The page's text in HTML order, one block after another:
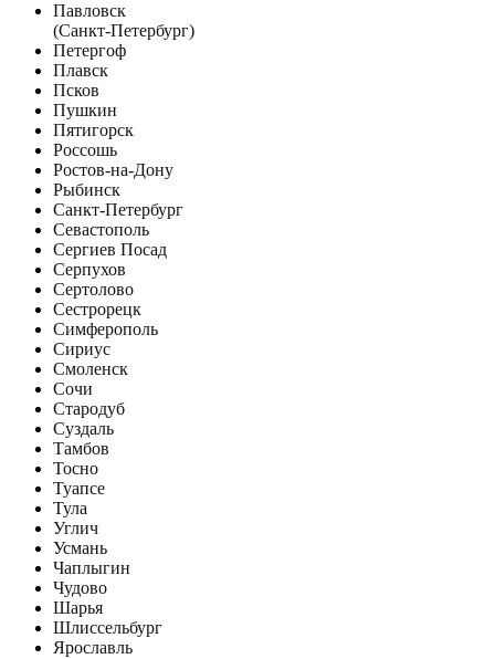
Павловск
(Санкт-Петербург)
Петергоф
Плавск
Псков
Пушкин
Пятигорск
Россошь
Ростов-на-Дону
Рыбинск
Санкт-Петербург
Севастополь
Сергиев Посад
Серпухов
Сертолово
Сестрорецк
Симферополь
Сириус
Смоленск
Сочи
Стародуб
Суздаль
Тамбов
Тосно
Туапсе
Тула
Углич
Усмань
Чаплыгин
Чудово
Шарья
Шлиссельбург
Ярославль